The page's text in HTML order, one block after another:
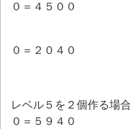
０＝４５００
護符（１２
０＝２０４０
合計
レベル５を２個作る場
０＝５９４０